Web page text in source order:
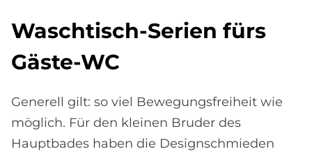
Wasch­tisch-Se­ri­en fürs
Gä­ste-WC
Generell gilt: so viel Bewegungsfreiheit wie
möglich. Für den kleinen Bruder des
Hauptbades haben die Designschmieden